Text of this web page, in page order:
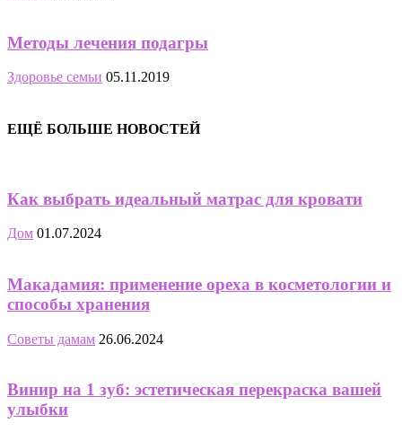
Методы лечения подагры
Здоровье семьи 05.11.2019
ЕЩЁ БОЛЬШЕ НОВОСТЕЙ
Как выбрать идеальный матрас для кровати
Дом 01.07.2024
Макадамия: применение ореха в косметологии и
способы хранения
Советы дамам 26.06.2024
Винир на 1 зуб: эстетическая перекраска вашей
улыбки